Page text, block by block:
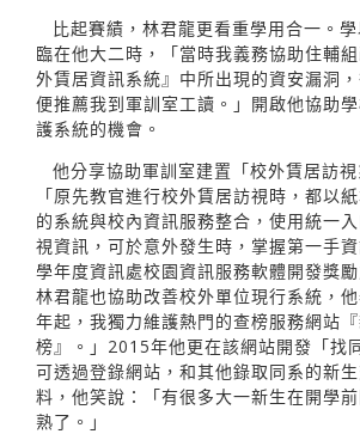
比起賽績，林君龍更看重學用合一。
臨在他大二時，「當時我義務協助住輔
外賃居資訊系統』中所出現的資安漏洞
便推薦我到軍訓室工讀。」開啟他協助
護系統的機會。
他分享協助軍訓室建置「校外賃居訪視
「原先教官進行校外賃居訪視時，都以
的系統與校內資訊服務整合，使用統一
視資訊，可於意外發生時，掌握第一手
學年度資訊處校園資訊服務軟體開發獎
林君龍也協助改善校外單位現行系統，
年起，我獨力維護熱門的查榜服務網站
榜』。」2015年他更在該網站開發「找
可透過登錄網站，和其他錄取同系的新
料，他笑說：「有很多大一新生在開學
熟了。」